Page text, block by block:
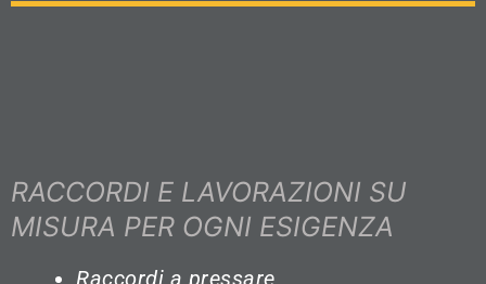
RACCORDI E LAVORAZIONI SU
MISURA PER OGNI ESIGENZA